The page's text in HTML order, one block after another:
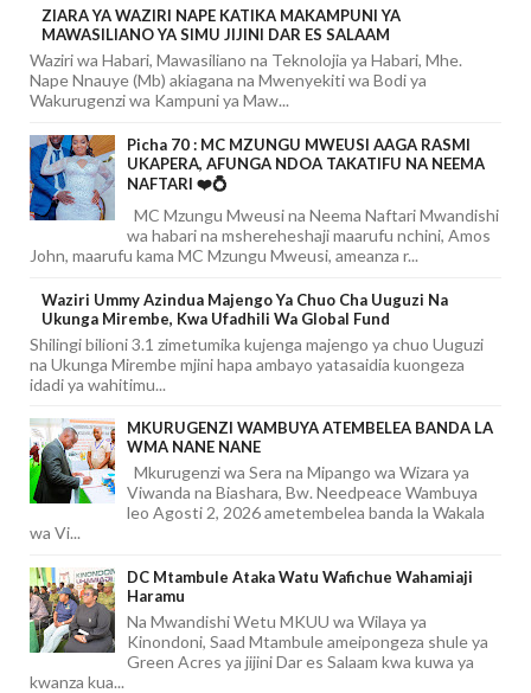
ZIARA YA WAZIRI NAPE KATIKA MAKAMPUNI YA
MAWASILIANO YA SIMU JIJINI DAR ES SALAAM
Waziri wa Habari, Mawasiliano na Teknolojia ya Habari, Mhe.
Nape Nnauye (Mb) akiagana na Mwenyekiti wa Bodi ya
Wakurugenzi wa Kampuni ya Maw...
Picha 70 : MC MZUNGU MWEUSI AAGA RASMI
UKAPERA, AFUNGA NDOA TAKATIFU NA NEEMA
NAFTARI ❤️💍
MC Mzungu Mweusi na Neema Naftari Mwandishi
wa habari na mshereheshaji maarufu nchini, Amos
John, maarufu kama MC Mzungu Mweusi, ameanza r...
Waziri Ummy Azindua Majengo Ya Chuo Cha Uuguzi Na
Ukunga Mirembe, Kwa Ufadhili Wa Global Fund
Shilingi bilioni 3.1 zimetumika kujenga majengo ya chuo Uuguzi
na Ukunga Mirembe mjini hapa ambayo yatasaidia kuongeza
idadi ya wahitimu...
MKURUGENZI WAMBUYA ATEMBELEA BANDA LA
WMA NANE NANE
Mkurugenzi wa Sera na Mipango wa Wizara ya
Viwanda na Biashara, Bw. Needpeace Wambuya
leo Agosti 2, 2026 ametembelea banda la Wakala
wa Vi...
DC Mtambule Ataka Watu Wafichue Wahamiaji
Haramu
Na Mwandishi Wetu MKUU wa Wilaya ya
Kinondoni, Saad Mtambule ameipongeza shule ya
Green Acres ya jijini Dar es Salaam kwa kuwa ya
kwanza kua...